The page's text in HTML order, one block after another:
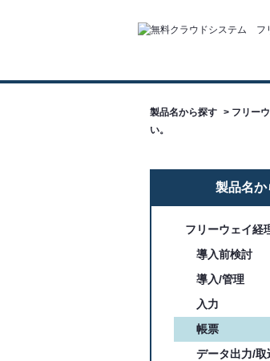
製品名から探す > フリー
い。
製品名か
フリーウェイ経
導入前検討
導入/管理
入力
帳票
データ出力/取